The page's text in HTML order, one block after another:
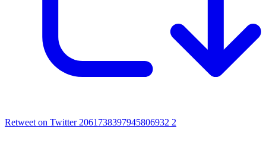
Retweet on Twitter 2061738397945806932 2